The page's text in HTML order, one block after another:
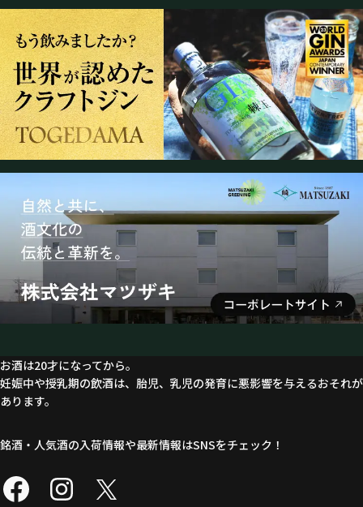
お酒は20才になってから。
妊娠中や授乳期の飲酒は、胎児、乳児の発育に悪影響を与えるおそれが
あります。
銘酒・人気酒の入荷情報や最新情報はSNSをチェック！